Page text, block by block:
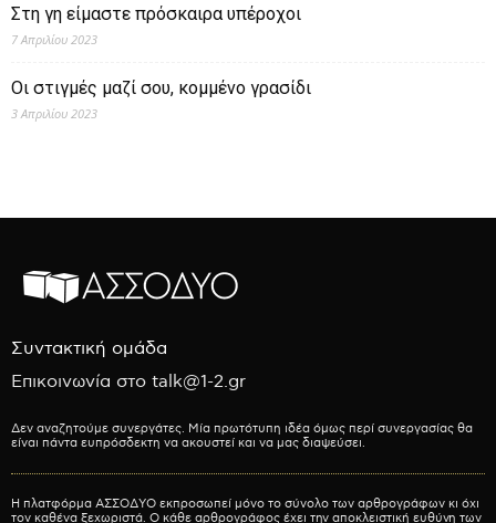
Στη γη είμαστε πρόσκαιρα υπέροχοι
7 Απριλίου 2023
Οι στιγμές μαζί σου, κομμένο γρασίδι
3 Απριλίου 2023
Συντακτική ομάδα
Επικοινωνία στο talk@1-2.gr
Δεν αναζητούμε συνεργάτες. Μία πρωτότυπη ιδέα όμως περί συνεργασίας θα
είναι πάντα ευπρόσδεκτη να ακουστεί και να μας διαψεύσει.
Η πλατφόρμα ΑΣΣΟΔΥΟ εκπροσωπεί μόνο το σύνολο των αρθρογράφων κι όχι
τον καθένα ξεχωριστά. Ο κάθε αρθρογράφος έχει την αποκλειστική ευθύνη των